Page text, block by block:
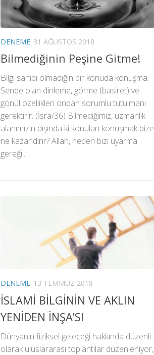
DENEME 31 AĞUSTOS 2018
Bilmediğinin Peşine Gitme!
Bilgi sahibi olmadığın bir konuda konuşma.
Sende olan dinleme, görme (basiret) ve
gönül özellikleri ondan sorumlu tutulmanı
gerektirir. (İsra/36) Bilmediğimiz, uzmanlık
alanımızın dışında ki konuları konuşmak bize
ne kazandırır? Allah, neden bizi uyarma
gereği...
DENEME 13 TEMMUZ 2018
İSLAMİ BİLGİNİN VE AKLIN
YENİDEN İNŞA’SI
Dünyanın fiziksel geleceği hakkında düzenli
olarak uluslararası toplantılar düzenleniyor,